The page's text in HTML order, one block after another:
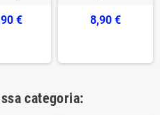
€ 8,90 €
categoria: